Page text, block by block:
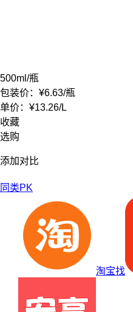
500ml /瓶
包装价： ¥6.63/瓶
单价： ¥13.26/L
收藏
选购
添加对比
同类PK
淘宝找